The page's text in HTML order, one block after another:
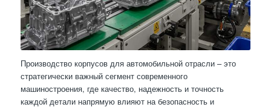
Производство корпусов для автомобильной отрасли – это
стратегически важный сегмент современного
машиностроения, где качество, надежность и точность
каждой детали напрямую влияют на безопасность и